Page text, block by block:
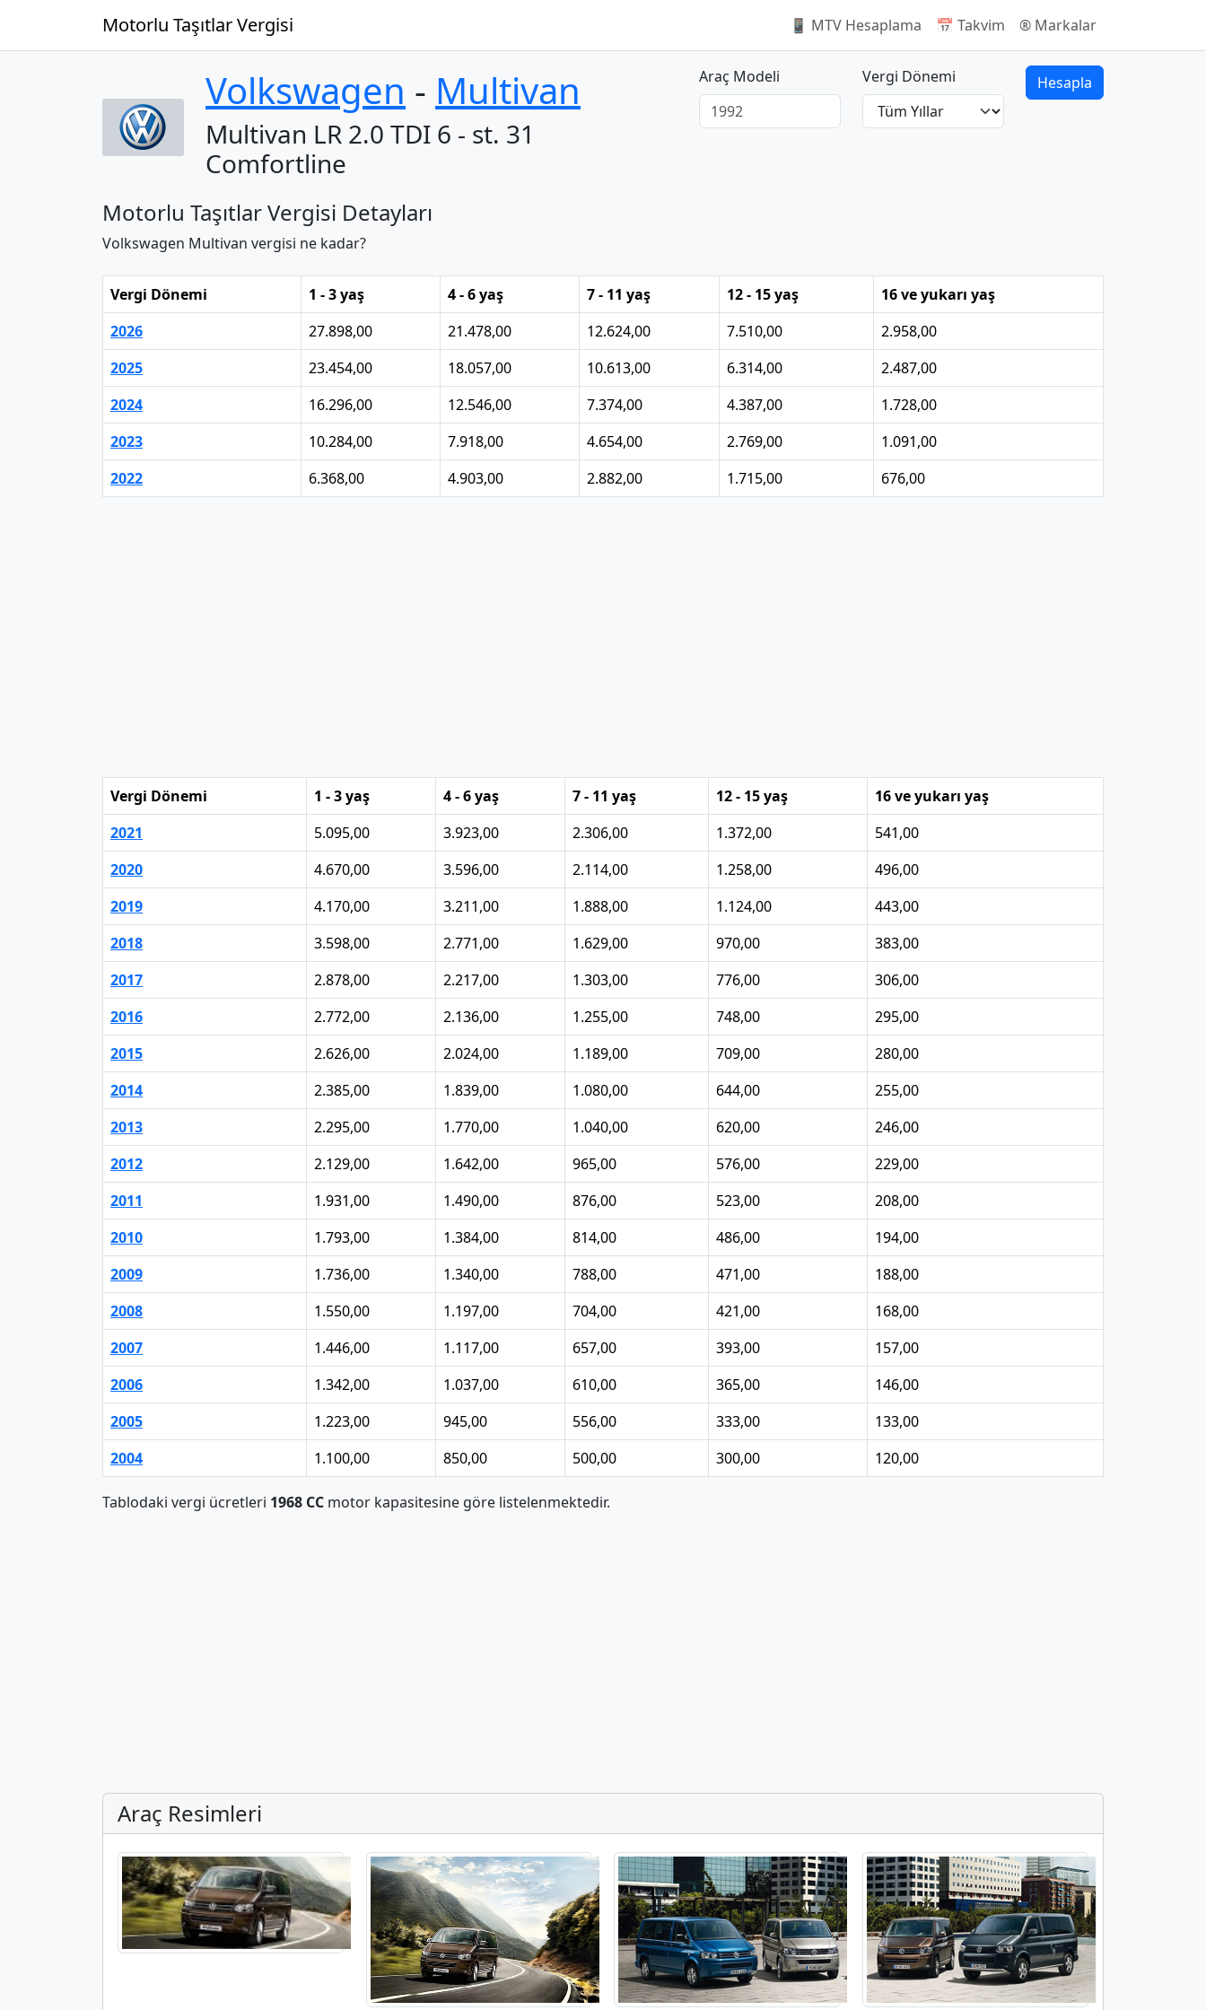
Motorlu Taşıtlar Vergisi 📱 MTV Hesaplama 📅 Takvim ®️ Markalar
Volkswagen ‐ Multivan
Multivan LR 2.0 TDI 6 - st. 31
Comfortline
Motorlu Taşıtlar Vergisi Detayları
Volkswagen Multivan vergisi ne kadar?
Araç Modeli Vergi Dönemi Hesapla
Vergi Dönemi 1 - 3 yaş 4 - 6 yaş 7 - 11 yaş 12 - 15 yaş
16 ve yukarı yaş
2026
27.898,00 21.478,00 12.624,00 7.510,00
2.958,00
2025
23.454,00 18.057,00 10.613,00 6.314,00
2.487,00
2024
16.296,00 12.546,00 7.374,00 4.387,00
1.728,00
2023
10.284,00 7.918,00 4.654,00 2.769,00
1.091,00
2022
6.368,00 4.903,00 2.882,00 1.715,00 676,00
Vergi Dönemi 1 - 3 yaş 4 - 6 yaş 7 - 11 yaş 12 - 15 yaş
16 ve yukarı yaş
2021
5.095,00 3.923,00 2.306,00 1.372,00
541,00
2020
4.670,00 3.596,00 2.114,00 1.258,00
496,00
2019
4.170,00 3.211,00 1.888,00 1.124,00
443,00
2018
3.598,00 2.771,00 1.629,00 970,00
383,00
2017
2.878,00 2.217,00 1.303,00 776,00
306,00
2016
2.772,00 2.136,00 1.255,00 748,00
295,00
2015
2.626,00 2.024,00 1.189,00 709,00
280,00
2014
2.385,00 1.839,00 1.080,00 644,00
255,00
2013
2.295,00 1.770,00 1.040,00 620,00
246,00
2012
2.129,00 1.642,00 965,00 576,00
229,00
2011
1.931,00 1.490,00 876,00 523,00
208,00
2010
1.793,00 1.384,00 814,00 486,00
194,00
2009
1.736,00 1.340,00 788,00 471,00
188,00
2008
1.550,00 1.197,00 704,00 421,00
168,00
2007
1.446,00 1.117,00 657,00 393,00
157,00
2006
1.342,00 1.037,00 610,00 365,00
146,00
2005
1.223,00 945,00 556,00 333,00
133,00
2004
1.100,00 850,00 500,00 300,00 120,00
Tablodaki vergi ücretleri 1968 CC motor kapasitesine göre listelenmektedir.
Araç Resimleri